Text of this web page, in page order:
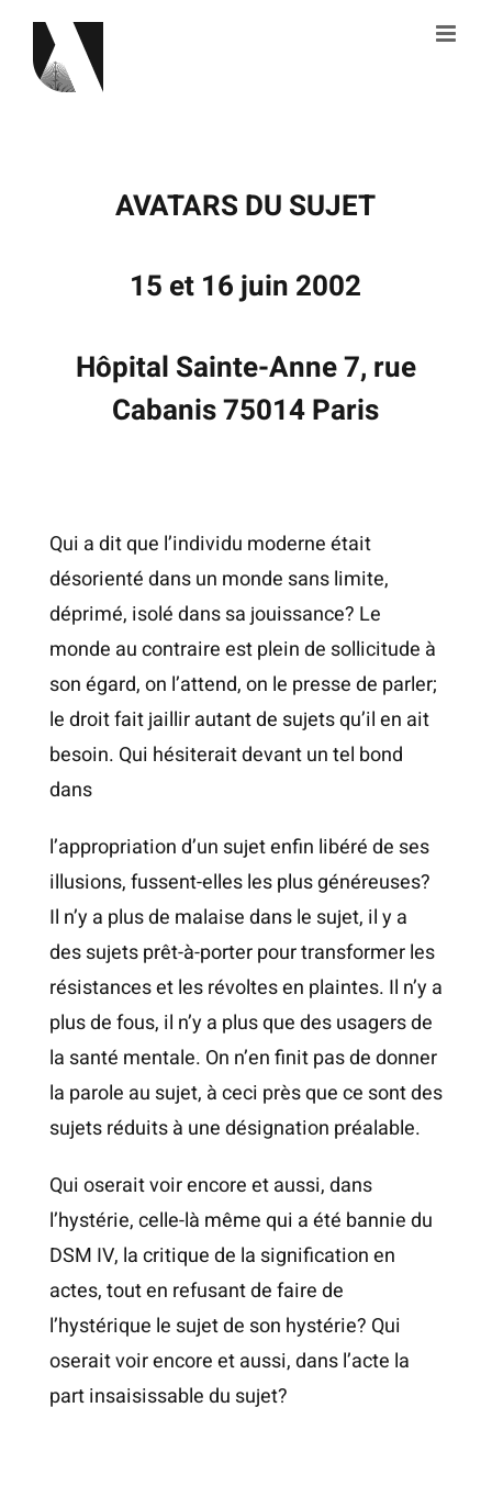
Skip
content
AVATARS DU SUJET
15 et 16 juin 2002
Hôpital Sainte-Anne 7, rue
Cabanis 75014 Paris
Qui a dit que l’individu moderne était
désorienté dans un monde sans limite,
déprimé, isolé dans sa jouissance? Le
monde au contraire est plein de sollicitude à
son égard, on l’attend, on le presse de parler;
le droit fait jaillir autant de sujets qu’il en ait
besoin. Qui hésiterait devant un tel bond
dans
l’appropriation d’un sujet enfin libéré de ses
illusions, fussent-elles les plus généreuses?
Il n’y a plus de malaise dans le sujet, il y a
des sujets prêt-à-porter pour transformer les
résistances et les révoltes en plaintes. Il n’y a
plus de fous, il n’y a plus que des usagers de
la santé mentale. On n’en finit pas de donner
la parole au sujet, à ceci près que ce sont des
sujets réduits à une désignation préalable.
Qui oserait voir encore et aussi, dans
l’hystérie, celle-là même qui a été bannie du
DSM IV, la critique de la signification en
actes, tout en refusant de faire de
l’hystérique le sujet de son hystérie? Qui
oserait voir encore et aussi, dans l’acte la
part insaisissable du sujet?